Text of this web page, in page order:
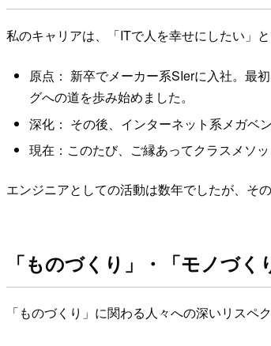
私のキャリアは、「ITで人を幸せにしたい」
原点： 新卒でメーカー系SIerに入社。最
グへの道を歩み始めました。
深化： その後、インターネット系メガベ
現在：このたび、ご縁あってクラスメソ
エンジニアとしての活動は数年でしたが、そ
「ものづくり」・「モノづ
「ものづくり」に関わる人々への深いリスペ